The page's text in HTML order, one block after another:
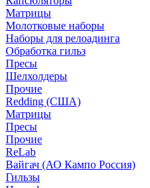
Матрицы
Молотковые наборы
Наборы для релоадинга
Обработка гильз
Пресы
Шелхолдеры
Прочие
Redding (США)
Матрицы
Пресы
Прочие
ReLab
Вайгач (АО Кампо Россия)
Гильзы